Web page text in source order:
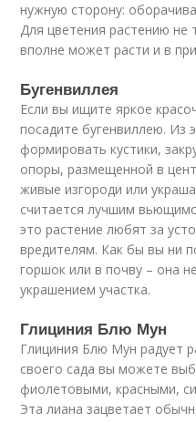
нужную сторону:
Для цветения растению не
вполне может расти и в
Бугенвиллея
Если вы ищите яркое
посадите бугенвиллею. Из
формировать кустики,
опоры, размещенной в
живые изгороди или
считается лучшим
это растение любят за
вредителям. Как бы вы ни
горшок или в почву – она
украшением участка.
Глициния Блю Мун
Глициния Блю Мун радует
своего сада вы можете
фиолетовыми, красными,
Эта лиана зацветает